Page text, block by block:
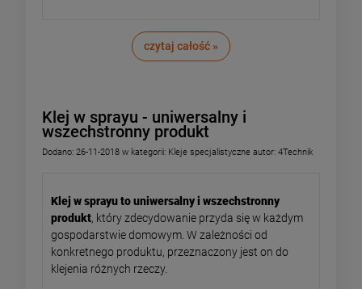
czytaj całość »
Klej w sprayu - uniwersalny i
wszechstronny produkt
Dodano: 26-11-2018 w kategorii: Kleje specjalistyczne autor: 4Technik
Klej w sprayu to uniwersalny i wszechstronny
produkt, który zdecydowanie przyda się w każdym
gospodarstwie domowym. W zależności od
konkretnego produktu, przeznaczony jest on do
klejenia różnych rzeczy.